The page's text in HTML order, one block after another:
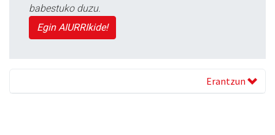
babestuko duzu.
Egin AIURRIkide!
Erantzun